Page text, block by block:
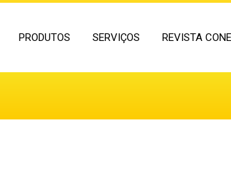
PRODUTOS SERVIÇOS REVISTA